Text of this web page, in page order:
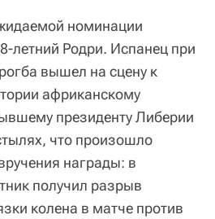
номинации
летний Родри. Испанец при
вышел на сцену к
африканскому
президенту Либерии
что произошло
награды: в
получил разрыв
колена в матче против